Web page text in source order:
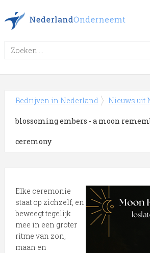
Bedrijven in Nederland Nieuws uit
blossoming embers - a moon
ceremony
Elke ceremonie
staat op zichzelf, en
beweegt tegelijk
mee in een groter
ritme van zon,
maan en